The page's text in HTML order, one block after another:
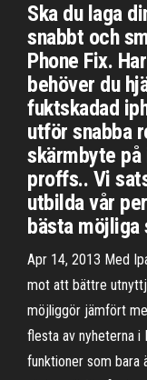
Ska du laga
snabbt och
Phone Fix.
behöver du
fuktskadad
utför snabba
skärmbyte
proffs.. Vi
utbilda vår
bästa
Apr 14, 2013 Med
mot att bättre
möjliggör jämfört
flesta av nyheterna i
funktioner som bara